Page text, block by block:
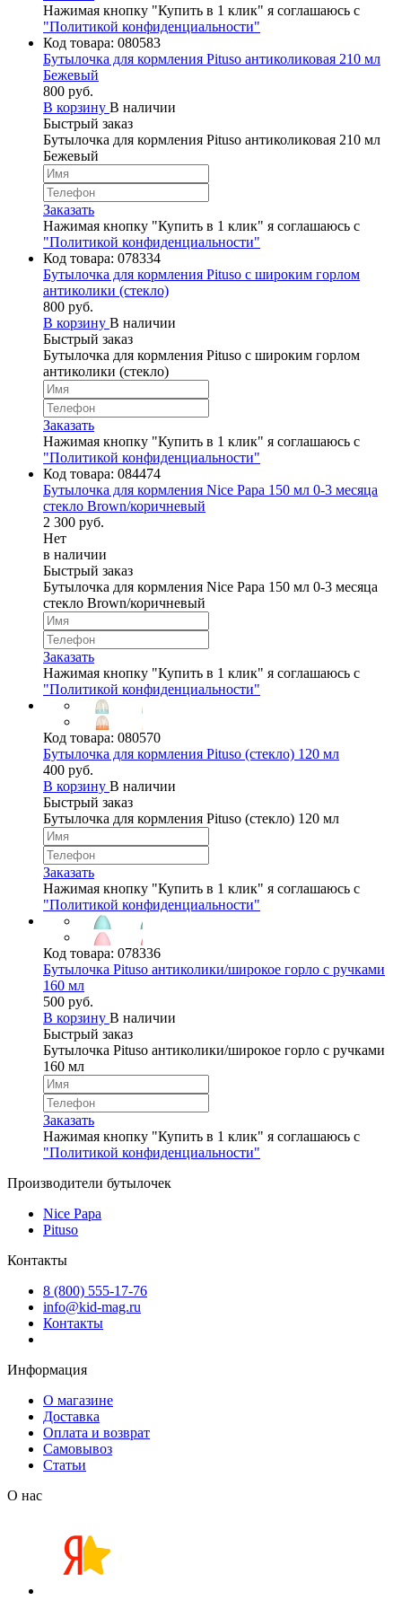
Нажимая кнопку "Купить в 1 клик" я соглашаюсь с
"Политикой конфиденциальности"
Код товара: 080583
Бутылочка для кормления Pituso антиколиковая 210 мл
Бежевый
800 руб.
В корзину В наличии
Быстрый заказ
Бутылочка для кормления Pituso антиколиковая 210 мл
Бежевый
Заказать
Нажимая кнопку "Купить в 1 клик" я соглашаюсь с
"Политикой конфиденциальности"
Код товара: 078334
Бутылочка для кормления Pituso c широким горлом
антиколики (стекло)
800 руб.
В корзину В наличии
Быстрый заказ
Бутылочка для кормления Pituso c широким горлом
антиколики (стекло)
Заказать
Нажимая кнопку "Купить в 1 клик" я соглашаюсь с
"Политикой конфиденциальности"
Код товара: 084474
Бутылочка для кормления Nice Papa 150 мл 0-3 месяца
стекло Brown/коричневый
2 300 руб.
Нет
в наличии
Быстрый заказ
Бутылочка для кормления Nice Papa 150 мл 0-3 месяца
стекло Brown/коричневый
Заказать
Нажимая кнопку "Купить в 1 клик" я соглашаюсь с
"Политикой конфиденциальности"
Код товара: 080570
Бутылочка для кормления Pituso (стекло) 120 мл
400 руб.
В корзину В наличии
Быстрый заказ
Бутылочка для кормления Pituso (стекло) 120 мл
Заказать
Нажимая кнопку "Купить в 1 клик" я соглашаюсь с
"Политикой конфиденциальности"
Код товара: 078336
Бутылочка Pituso антиколики/широкое горло с ручками
160 мл
500 руб.
В корзину В наличии
Быстрый заказ
Бутылочка Pituso антиколики/широкое горло с ручками
160 мл
Заказать
Нажимая кнопку "Купить в 1 клик" я соглашаюсь с
"Политикой конфиденциальности"
Производители бутылочек
Nice Papa
Pituso
Контакты
8 (800) 555-17-76
info@kid-mag.ru
Контакты
Информация
О магазине
Доставка
Оплата и возврат
Самовывоз
Статьи
О нас